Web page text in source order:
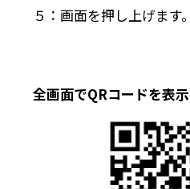
５：画面を押し上げます。
全画面でQRコードを表示